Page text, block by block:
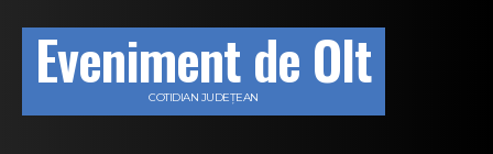
Eveniment de Olt
COTIDIAN JUDEȚEAN